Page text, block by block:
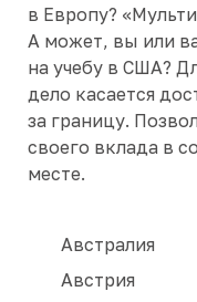
в Европу?
А может, вы или
на учебу в США?
дело касается
за границу.
своего вклада в
месте.
Австралия
Австрия